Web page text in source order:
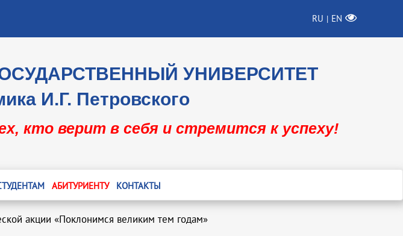
RU | EN
УНИВЕРСИТЕТ
И.Г. Петровского
кто верит в себя и стремится к успеху!
АБИТУРИЕНТУ КОНТАКТЫ
акции «Поклонимся великим тем годам»